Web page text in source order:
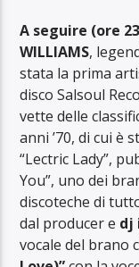
A seguire (ore
WILLIAMS,
stata la prima
disco Salsoul
vette delle
anni ’70, di cui è
“Lectric Lady”,
You”, uno dei
discoteche di
dal producer e dj
vocale del brano